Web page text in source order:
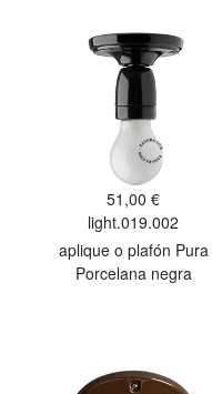
51,00 €
light.019.002
aplique o plafón Pura
Porcelana negra